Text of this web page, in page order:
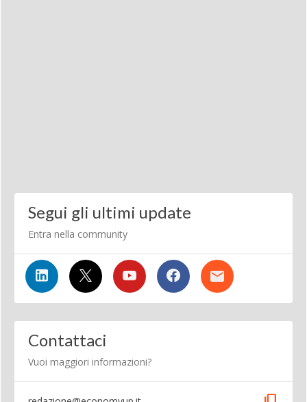
Segui gli ultimi update
Entra nella community
Contattaci
Vuoi maggiori informazioni?